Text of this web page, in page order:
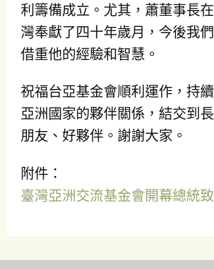
利籌備成立。尤其，蕭董事長
灣奉獻了四十年歲月，今後我
借重他的經驗和智慧。
祝福台亞基金會順利運作，持
亞洲國家的夥伴關係，結交到
朋友、好夥伴。謝謝大家。
附件：
臺灣亞洲交流基金會開幕總統